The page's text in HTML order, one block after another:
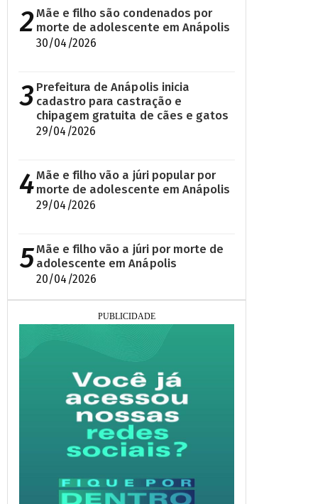
2Mãe e filho são condenados por
morte de adolescente em Anápolis
30/04/2026
3 Prefeitura de Anápolis inicia
cadastro para castração e
chipagem gratuita de cães e gatos
29/04/2026
4Mãe e filho vão a júri popular por
morte de adolescente em Anápolis
29/04/2026
5Mãe e filho vão a júri por morte de
adolescente em Anápolis
20/04/2026